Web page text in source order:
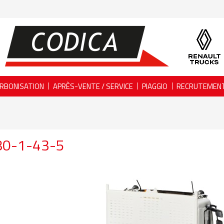
APRÈS-VENTE / SERVICE PIAGGIO
1-43-5